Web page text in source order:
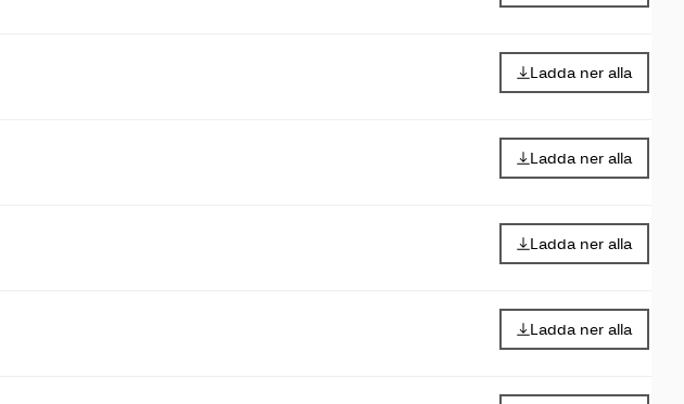
Ladda ner alla
Ladda ner alla
Ladda ner alla
Ladda ner alla